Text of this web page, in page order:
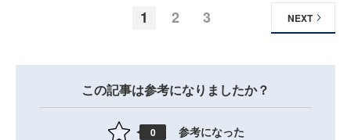
1 2 3 NEXT
この記事は参考になりましたか？
0 参考になった